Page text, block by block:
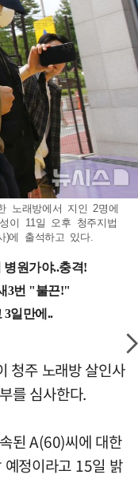
노래방에서 지인 2명에
이 11일 오후 청주지법
)에 출석하고 있다.
청주 노래방 살인사
를 심사한다.
된 A(60)씨에 대한
예정이라고 15일 밝